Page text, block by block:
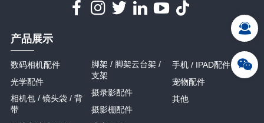
产品展示
数码相机配件
光学配件
相机包 / 镜头袋 / 背
带
脚架 / 脚架云台架 /
支架
摄录影配件
摄影棚配件
手机 / IPAD配件
宠物配件
其他